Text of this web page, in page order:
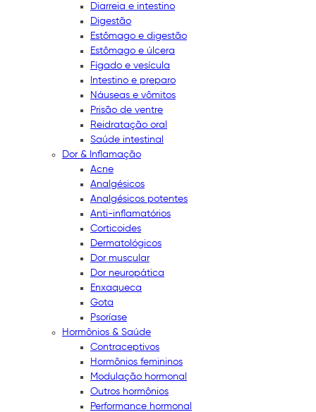
Diarreia e intestino
Digestão
Estômago e digestão
Estômago e úlcera
Fígado e vesícula
Intestino e preparo
Náuseas e vômitos
Prisão de ventre
Reidratação oral
Saúde intestinal
Dor & Inflamação
Acne
Analgésicos
Analgésicos potentes
Anti-inflamatórios
Corticoides
Dermatológicos
Dor muscular
Dor neuropática
Enxaqueca
Gota
Psoríase
Hormônios & Saúde
Contraceptivos
Hormônios femininos
Modulação hormonal
Outros hormônios
Performance hormonal